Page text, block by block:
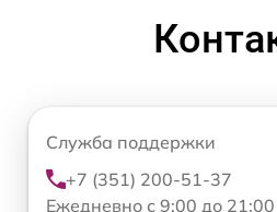
Служба поддержки
+7 (351) 200-51-37
Ежедневно с 9:00 до 21:00